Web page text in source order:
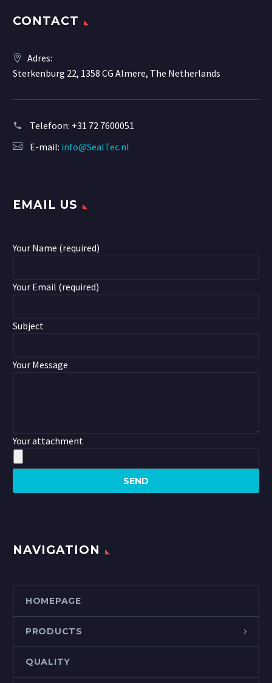
CONTACT
Adres:
Sterkenburg 22, 1358 CG Almere, The Netherlands
Telefoon: +31 72 7600051
E-mail: info@SealTec.nl
EMAIL US
Your Name (required)
Your Email (required)
Subject
Your Message
Your attachment
NAVIGATION
HOMEPAGE
PRODUCTS
QUALITY